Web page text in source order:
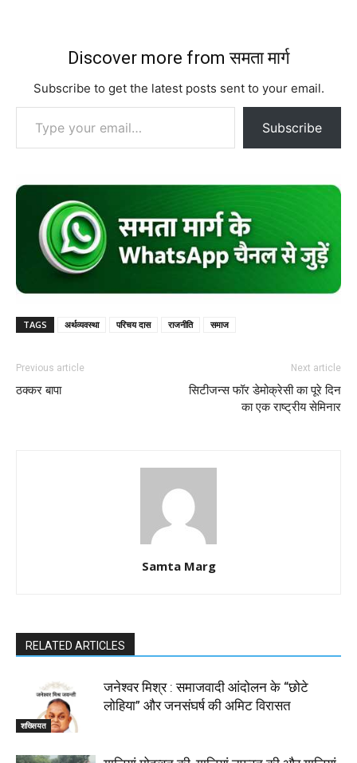
Discover more from समता मार्ग
Subscribe to get the latest posts sent to your email.
Type your email…
Subscribe
TAGS अर्थव्यवस्था परिचय दास राजनीति समाज
Previous article
ठक्कर बापा
Next article
सिटीजन्स फॉर डेमोक्रेसी का पूरे दिन
का एक राष्ट्रीय सेमिनार
Samta Marg
RELATED ARTICLES
शख्सियत
जनेश्वर मिश्र : समाजवादी आंदोलन के “छोटे
लोहिया” और जनसंघर्ष की अमिट विरासत